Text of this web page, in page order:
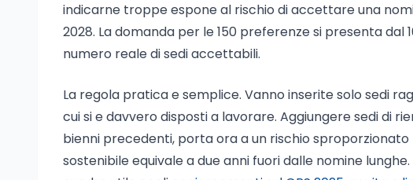
indicarne troppe espone al rischio di accettare una
2028. La domanda per le 150 preferenze si presenta dal
numero reale di sedi accettabili.
La regola pratica e semplice. Vanno inserite solo sedi
cui si e davvero disposti a lavorare. Aggiungere sedi di
bienni precedenti, porta ora a un rischio
sostenibile equivale a due anni fuori dalle nomine